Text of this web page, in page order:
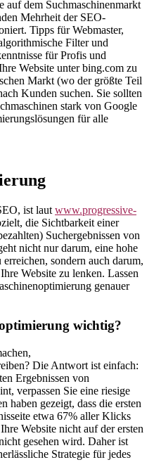
dem Suchmaschinenmarkt
Mehrheit der SEO-
Tipps für Webmaster,
Filter und
für Profis und
Website unter bing.com zu
Markt (wo der größte Teil
Kunden suchen. Sie sollten
stark von Google
für alle
ist laut www.progressive-
die Sichtbarkeit einer
Suchergebnissen von
nicht nur darum, eine hohe
sondern auch darum,
Website zu lenken. Lassen
genauer
wichtig?
Die Antwort ist einfach:
Ergebnissen von
verpassen Sie eine riesige
haben gezeigt, dass die ersten
etwa 67% aller Klicks
Website nicht auf der ersten
gesehen wird. Daher ist
Strategie für jedes